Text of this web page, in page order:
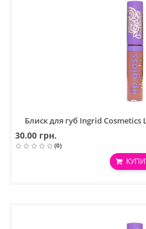
Блиск для губ Ingrid Cosmetics
30.00 грн.
(0)